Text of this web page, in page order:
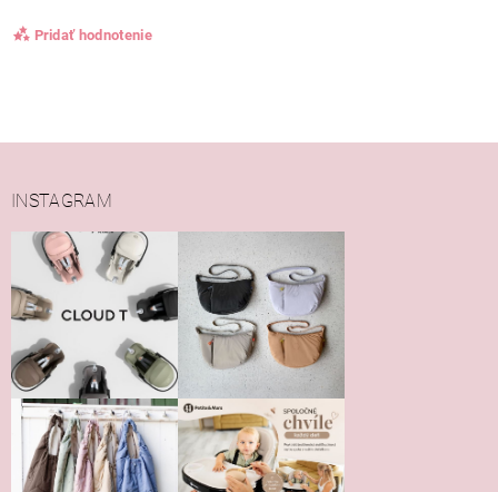
Pridať hodnotenie
Vložením hodnotenie súhlasíte s
podmienkami ochrany
osobných údajov
INSTAGRAM